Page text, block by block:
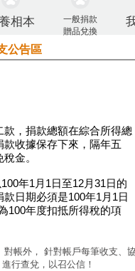
相本
一般捐款
贈品兌換
公告區
，捐款總額在綜合所得總
收據保存下來，隔年五
金。
年1月1日至12月31日的
日期必須是100年1月1日
100年度扣抵所得稅的項
帳外， 針對帳戶每筆收支、
行查兌，以召公信！